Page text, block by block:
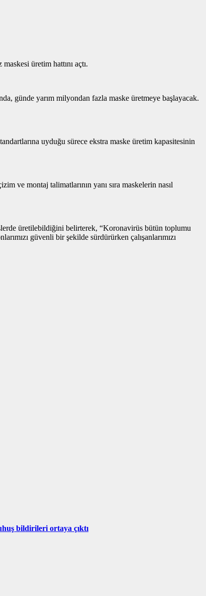
üretim hattını açtı.
günde yarım milyondan fazla maske üretmeye başlayacak.
uyduğu sürece ekstra maske üretim kapasitesinin
ve montaj talimatlarının yanı sıra maskelerin nasıl
üretilebildiğini belirterek, “Koronavirüs bütün toplumu
güvenli bir şekilde sürdürürken çalışanlarımızı
bildirileri ortaya çıktı